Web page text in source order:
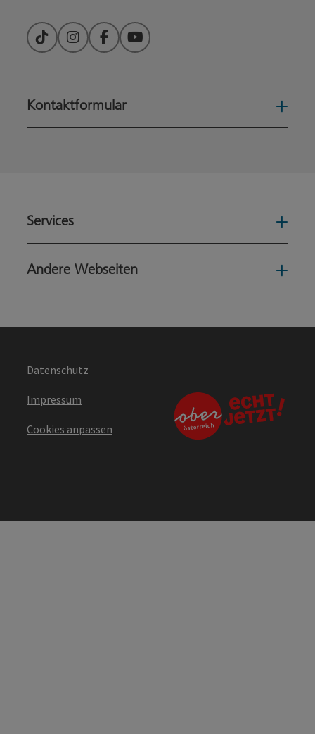
TikTokInstagramFacebookYouTube
Kontaktformular
Services
Andere Webseiten
Datenschutz
Impressum
Cookies anpassen